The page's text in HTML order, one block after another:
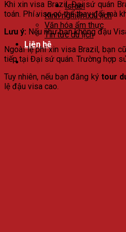
Israel
Kinh nghiệm du lịch
Văn hóa ẩm thực
Tin tức du lịch
Liên hệ
Khi xin visa Brazil, Đại sứ quán
toán. Phí visa có thể thay đổi mà
Lưu ý: Nếu như bạn không đậu
Ngoài lệ phí xin visa Brazil, bạn
tiếp tại Đại sứ quán. Trường hợp
Tuy nhiên, nếu bạn đăng ký tour
lệ đậu visa cao.